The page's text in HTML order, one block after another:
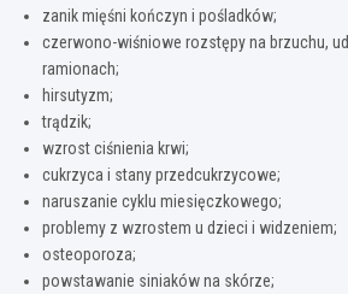
zanik mięśni kończyn i pośladków;
czerwono-wiśniowe rozstępy na brzuchu,
ramionach;
hirsutyzm;
trądzik;
wzrost ciśnienia krwi;
cukrzyca i stany przedcukrzycowe;
naruszanie cyklu miesięczkowego;
problemy z wzrostem u dzieci i widzeniem;
osteoporoza;
powstawanie siniaków na skórze;